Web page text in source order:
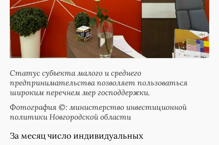
Статус субъекта малого и среднего
предпринимательства позволяет пользоваться
широким перечнем мер господдержки.
Фотография ©: министерство инвестиционной
политики Новгородской области
За месяц число индивидуальных